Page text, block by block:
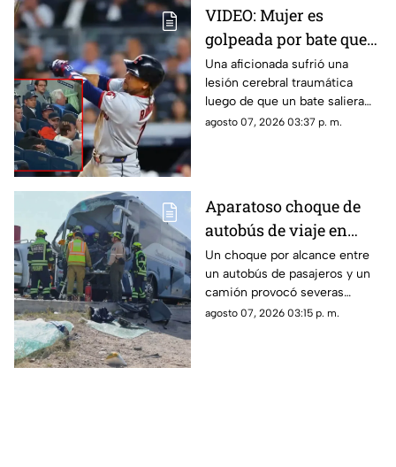
VIDEO: Mujer es
golpeada por bate que
salió volando en
partido de los Yankees;
los demandó por 10
millones de dólares
Una aficionada sufrió una
lesión cerebral traumática
luego de que un bate saliera
disparado hacia las gradas en
agosto 07, 2026 03:37 p. m.
Aparatoso choque de
autobús de viaje en
carretera deja un
conductor prensado y
dos heridos
Un choque por alcance entre
un autobús de pasajeros y un
camión provocó severas
afectaciones viales. El
agosto 07, 2026 03:15 p. m.